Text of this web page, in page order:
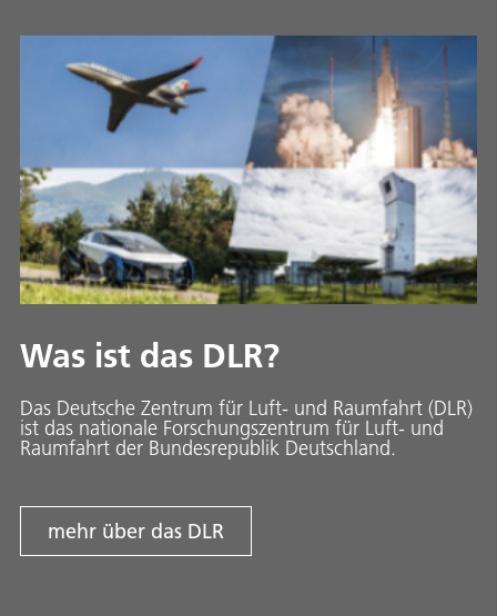
Was ist das DLR?
Das Deutsche Zentrum für Luft- und Raumfahrt (DLR)
ist das nationale Forschungszentrum für Luft- und
Raumfahrt der Bundesrepublik Deutschland.
mehr über das DLR